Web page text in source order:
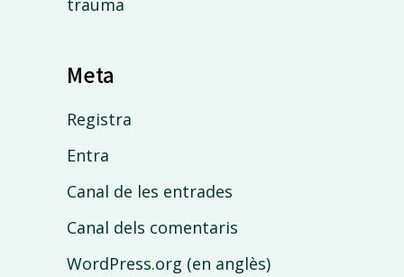
trauma
Meta
Registra
Entra
Canal de les entrades
Canal dels comentaris
WordPress.org (en anglès)